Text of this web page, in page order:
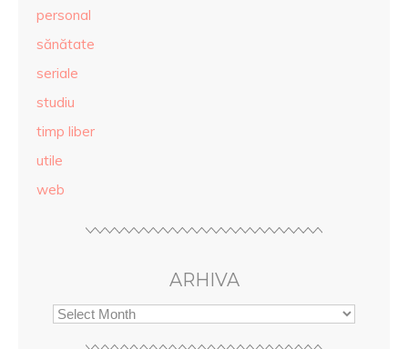
personal
sănătate
seriale
studiu
timp liber
utile
web
ARHIVA